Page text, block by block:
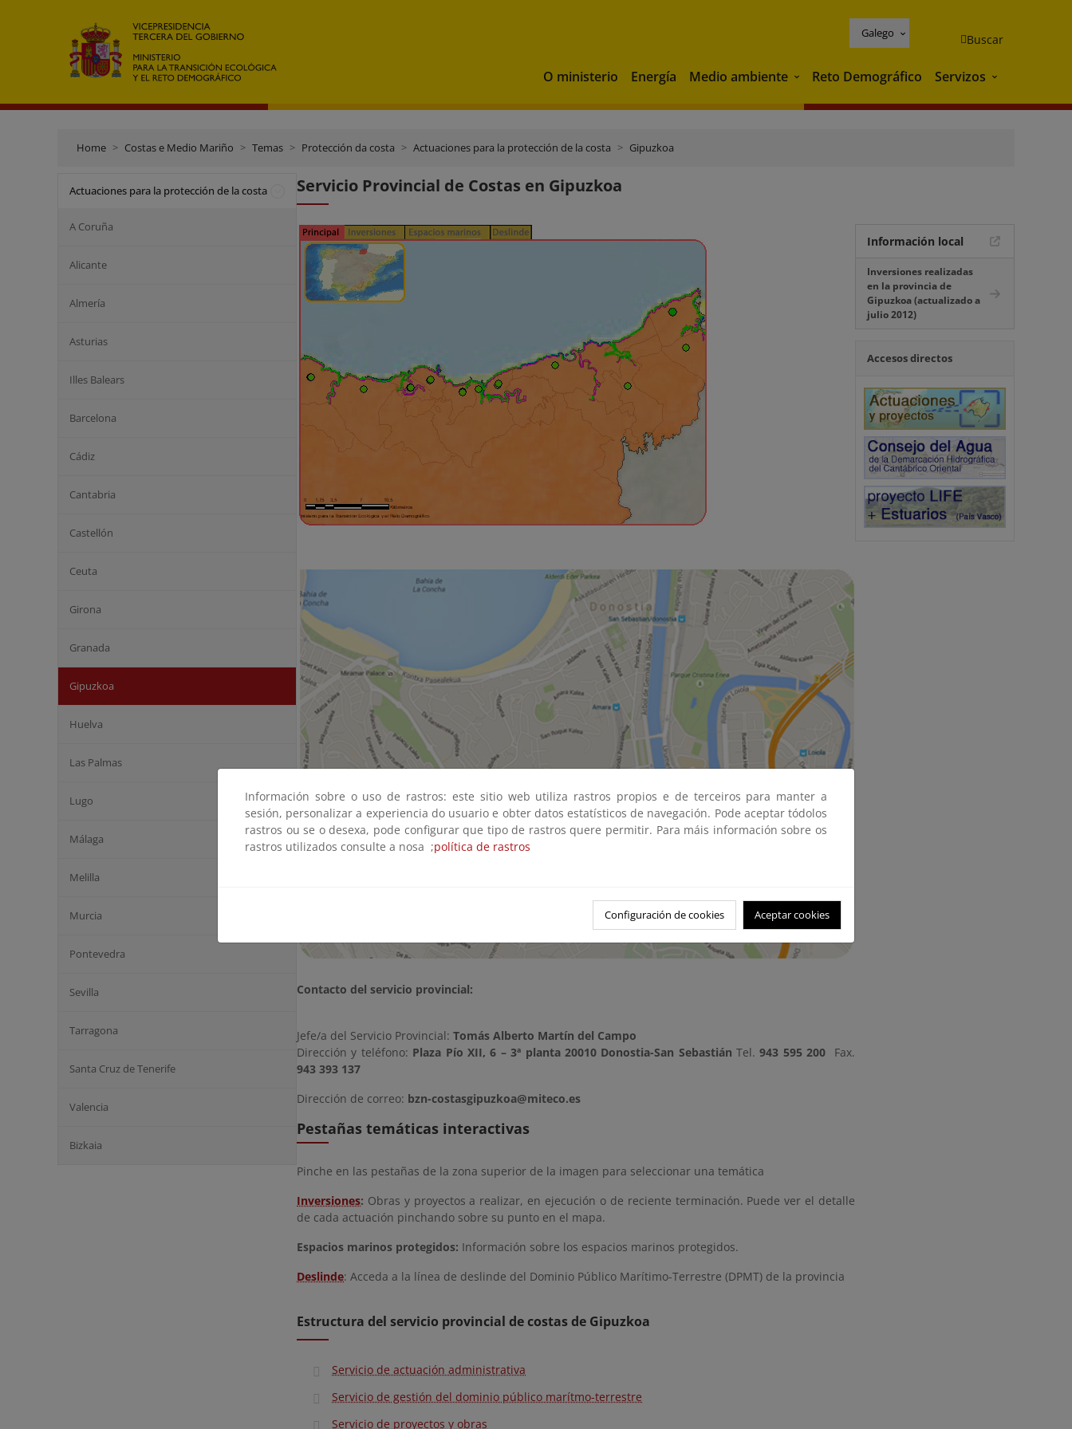
Galego Buscar
O ministerio Energía Medio ambiente Medio ambiente
Reto Demográfico Servizos Servizos
Home Costas e Medio Mariño Temas Protección da costa Actuaciones para la protección de la costa Gipuzkoa
Actuaciones para la protección de la costa
A Coruña
Alicante
Almería
Asturias
Illes Balears
Barcelona
Cádiz
Cantabria
Castellón
Ceuta
Girona
Granada
Gipuzkoa
Huelva
Las Palmas
Lugo
Málaga
Melilla
Murcia
Pontevedra
Sevilla
Tarragona
Santa Cruz de Tenerife
Valencia
Bizkaia
Servicio Provincial de Costas en Gipuzkoa
Contacto del servicio provincial:
Jefe/a del Servicio Provincial: Tomás Alberto Martín del Campo
Dirección y teléfono: Plaza Pío XII, 6 – 3ª planta 20010 Donostia-San Sebastián Tel.943 595 200
Fax.
943 393 137
Dirección de correo: bzn-costasgipuzkoa@miteco.es
Pestañas temáticas interactivas
Pinche en las pestañas de la zona superior de la imagen para seleccionar una temática
Inversiones: Obras y proyectos a realizar, en ejecución o de reciente terminación. Puede ver el detalle
de cada actuación pinchando sobre su punto en el mapa.
Espacios marinos protegidos: Información sobre los espacios marinos protegidos.
Deslinde: Acceda a la línea de deslinde del Dominio Público Marítimo-Terrestre (DPMT) de la provincia
Estructura del servicio provincial de costas de Gipuzkoa
Servicio de actuación administrativa
Servicio de gestión del dominio público marítmo-terrestre
Servicio de proyectos y obras
Información local
Inversiones realizadas
en la provincia de
Gipuzkoa (actualizado a
julio 2012)
Accesos directos
Información sobre o uso de rastros: este sitio web utiliza rastros propios e de terceiros para manter a
sesión, personalizar a experiencia do usuario e obter datos estatísticos de navegación. Pode aceptar tódolos
rastros ou se o desexa, pode configurar que tipo de rastros quere permitir. Para máis información sobre os
rastros utilizados consulte a nosa ;política de rastros
Configuración de cookies Aceptar cookies